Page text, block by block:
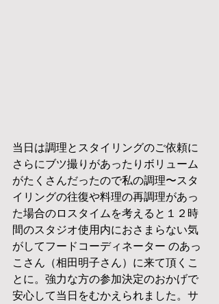
当日は調理とスタイリングのご依頼に
さらにブツ撮りがあったりボリューム
がたくさんだったので私の調理〜スタ
イリングの往復や料理の再調理があっ
た場合のロスタイムを考えると１２時
間のスタジオ使用内におさまらない気
がしてフードコーディネーター のあっ
こさん（相田明子さん）に来て頂くこ
とに。強力な方の参加決定のおかげで
安心して当日をむかえられました。サ